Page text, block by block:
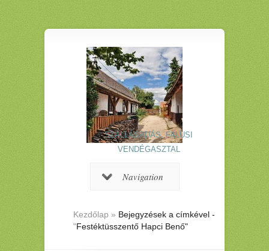
SZÁLLÁSADÁS, FALUSI
VENDÉGASZTAL
Navigation
Kezdőlap » Bejegyzések a címkével -
"Festéktüsszentő Hapci Benő"